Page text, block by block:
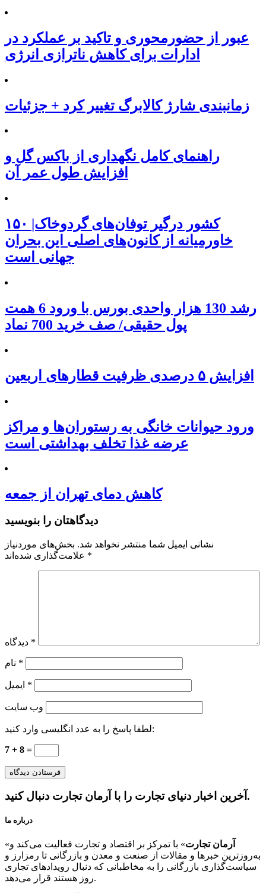
عبور از حضورمحوری و تاکید بر عملکرد در
ادارات برای کاهش ناترازی انرژی
زمانبندی شارژ کالابرگ تغییر کرد + جزئیات
راهنمای کامل نگهداری از باکس گل و
افزایش طول عمر آن
۱۵۰ کشور درگیر توفان‌های گردوخاک|
خاورمیانه از کانون‌های اصلی این بحران
جهانی است
رشد 130 هزار واحدی بورس با ورود 6 همت
پول حقیقی/ صف خرید 700 نماد
افزایش ۵ درصدی ظرفیت قطارهای اربعین
ورود حیوانات خانگی به رستوران‌ها و مراکز
عرضه غذا تخلف بهداشتی است
کاهش دمای تهران از جمعه
دیدگاهتان را بنویسید
نشانی ایمیل شما منتشر نخواهد شد. بخش‌های موردنیاز
*
*
*
*
وب‌ سایت
لطفا پاسخ را به عدد انگلیسی وارد کنید:
7 + 8 =
آخرین اخبار دنیای تجارت را با آرمان تجارت دنبال کنید.
درباره ما
« آرمان تجارت» با تمرکز بر اقتصاد و تجارت فعالیت می‌کند و
به‌روزترین خبرها و مقالات از صنعت و معدن و بازرگانی تا رمزارز و
سیاست‌گذاری بازرگانی را به مخاطبانی که دنبال رویدادهای تجاری
روز هستند قرار می‌دهد.